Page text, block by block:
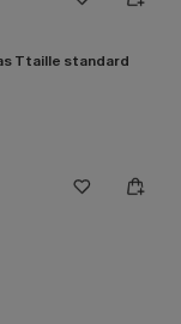
Ttaille standard